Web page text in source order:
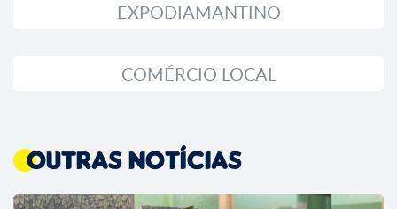
EXPODIAMANTINO
COMÉRCIO LOCAL
Outras Notícias